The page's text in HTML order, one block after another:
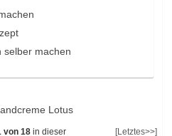
selber machen
Lotus
von 18 in dieser
[Letztes>>]